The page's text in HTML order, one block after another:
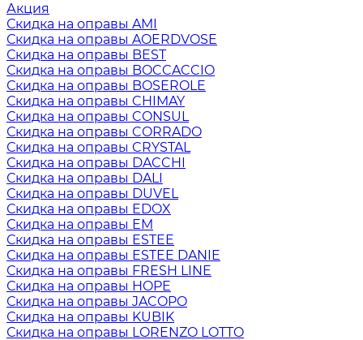
Акция
Скидка на оправы AMI
Скидка на оправы AOERDVOSE
Скидка на оправы BEST
Скидка на оправы BOCCACCIO
Скидка на оправы BOSEROLE
Скидка на оправы CHIMAY
Скидка на оправы CONSUL
Скидка на оправы CORRADO
Скидка на оправы CRYSTAL
Скидка на оправы DACCHI
Скидка на оправы DALI
Скидка на оправы DUVEL
Скидка на оправы EDOX
Скидка на оправы EM
Скидка на оправы ESTEE
Скидка на оправы ESTEE DANIE
Скидка на оправы FRESH LINE
Скидка на оправы HOPE
Скидка на оправы JACOPO
Скидка на оправы KUBIK
Скидка на оправы LORENZO LOTTO